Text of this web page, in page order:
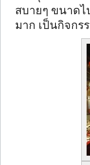
สบายๆ ขนาดไ
มาก เป็นกิจกร